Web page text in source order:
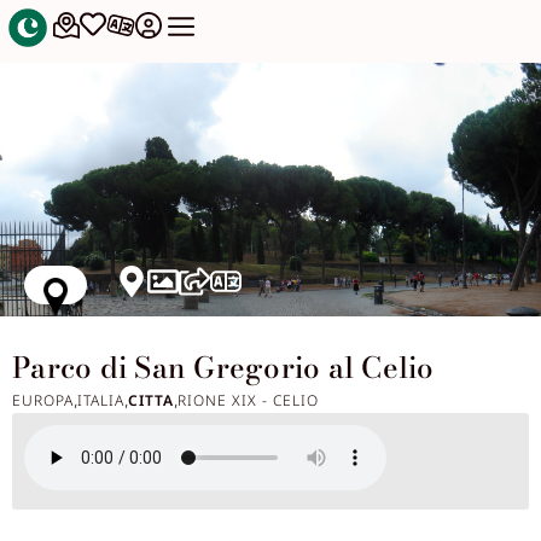
Parco di San Gregorio al Celio
EUROPA,ITALIA,CITTA,RIONE XIX - CELIO